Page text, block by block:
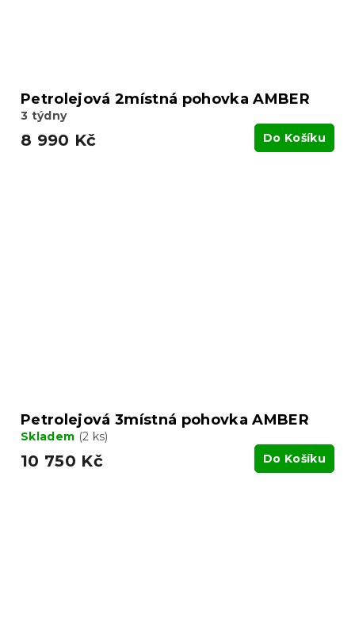
Petrolejová 2místná pohovka AMBER
3 týdny
8 990 Kč Do Košíku
Petrolejová 3místná pohovka AMBER
Skladem (2 ks)
10 750 Kč Do Košíku